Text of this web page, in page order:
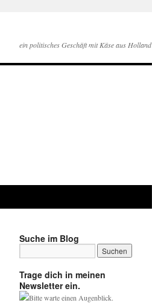
ein politisches Geschäft mit Käse aus Holland
Suche im Blog
Trage dich in meinen
Newsletter ein.
Bitte warte einen Augenblick.